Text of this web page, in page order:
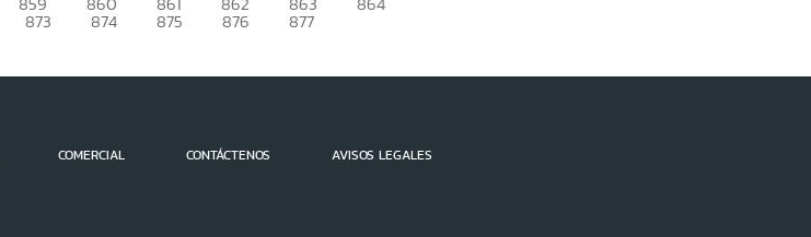
873 874 875 876 877
COMERCIAL CONTÁCTENOS AVISOS LEGALES